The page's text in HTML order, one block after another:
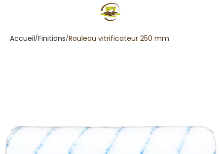
Accueil Finitions Rouleau vitrificateur 250 mm